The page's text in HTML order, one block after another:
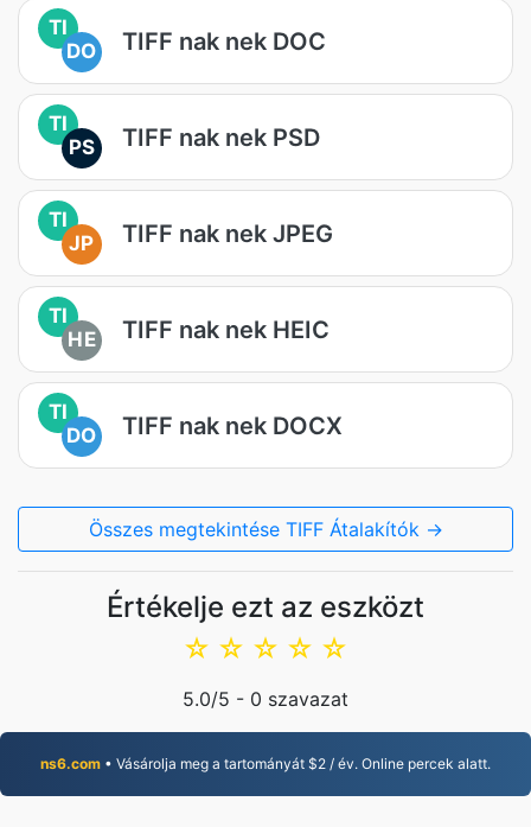
TI
DO
TIFF nak nek DOC
TI
PS
TIFF nak nek PSD
TI
JP
TIFF nak nek JPEG
TI
HE
TIFF nak nek HEIC
TI
DO
TIFF nak nek DOCX
Összes megtekintése TIFF Átalakítók →
Értékelje ezt az eszközt
☆
☆
☆
☆
☆
5.0/5 - 0 szavazat
ns6.com • Vásárolja meg a tartományát $2 / év. Online percek alatt.